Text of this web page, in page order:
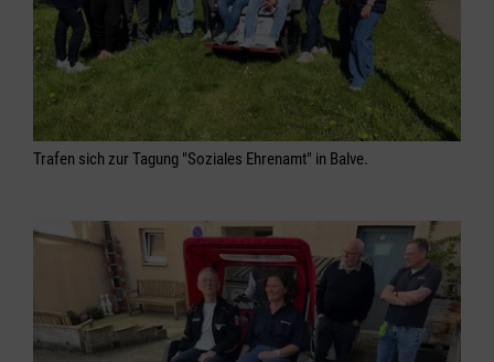
Trafen sich zur Tagung "Soziales Ehrenamt" in Balve.